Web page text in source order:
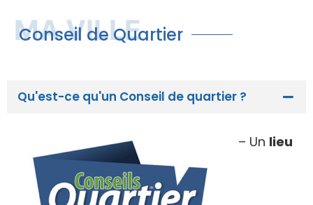
MA VILLE
Conseil de Quartier
Qu'est-ce qu'un Conseil de quartier ?
– Un lieu